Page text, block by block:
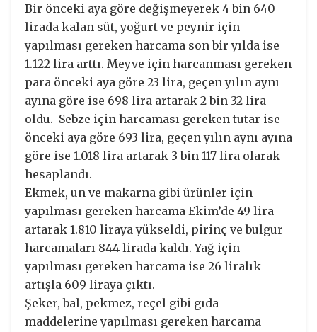
Bir önceki aya göre değişmeyerek 4 bin 640
lirada kalan süt, yoğurt ve peynir için
yapılması gereken harcama son bir yılda ise
1.122 lira arttı. Meyve için harcanması gereken
para önceki aya göre 23 lira, geçen yılın aynı
ayına göre ise 698 lira artarak 2 bin 32 lira
oldu. Sebze için harcaması gereken tutar ise
önceki aya göre 693 lira, geçen yılın aynı ayına
göre ise 1.018 lira artarak 3 bin 117 lira olarak
hesaplandı.
Ekmek, un ve makarna gibi ürünler için
yapılması gereken harcama Ekim’de 49 lira
artarak 1.810 liraya yükseldi, pirinç ve bulgur
harcamaları 844 lirada kaldı. Yağ için
yapılması gereken harcama ise 26 liralık
artışla 609 liraya çıktı.
Şeker, bal, pekmez, reçel gibi gıda
maddelerine yapılması gereken harcama